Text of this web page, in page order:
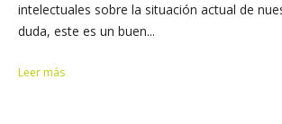
intelectuales sobre la situación actual de
duda, este es un buen...
Leer más